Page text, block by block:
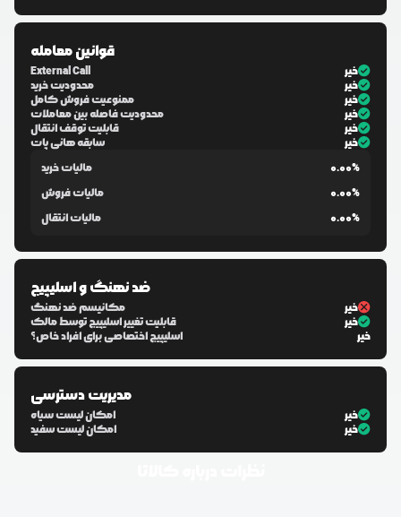
قوانین معامله
External Call
خیر
محدودیت خرید
خیر
ممنوعیت فروش کامل
خیر
محدودیت فاصله بین معاملات
خیر
قابلیت توقف انتقال
خیر
سابقه هانی پات
خیر
مالیات خرید
0.00%
مالیات فروش
0.00%
مالیات انتقال
0.00%
ضد نهنگ و اسلیپیج
مکانیسم ضد نهنگ
خیر
قابلیت تغییر اسلیپیج توسط مالک
خیر
اسلیپیج اختصاصی برای افراد خاص؟
خیر
مدیریت دسترسی
امکان لیست سیاه
خیر
امکان لیست سفید
خیر